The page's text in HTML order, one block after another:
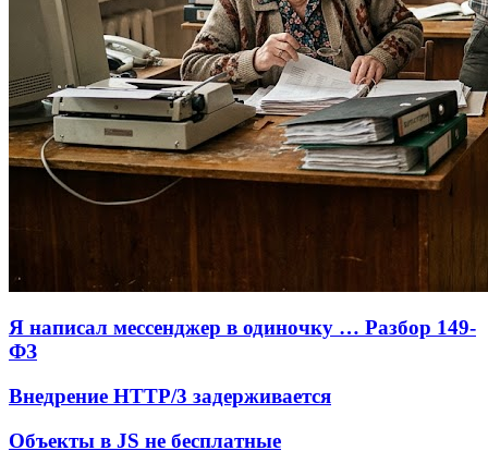
Я написал мессенджер в одиночку … Разбор 149-
ФЗ
Внедрение HTTP/3 задерживается
Объекты в JS не бесплатные